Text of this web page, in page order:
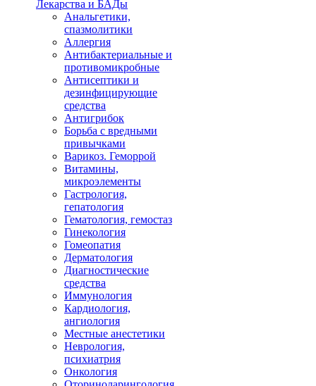
Лекарства и БАДы
Анальгетики,
спазмолитики
Аллергия
Антибактериальные и
противомикробные
Антисептики и
дезинфицирующие
средства
Антигрибок
Борьба с вредными
привычками
Варикоз. Геморрой
Витамины,
микроэлементы
Гастрология,
гепатология
Гематология, гемостаз
Гинекология
Гомеопатия
Дерматология
Диагностические
средства
Иммунология
Кардиология,
ангиология
Местные анестетики
Неврология,
психиатрия
Онкология